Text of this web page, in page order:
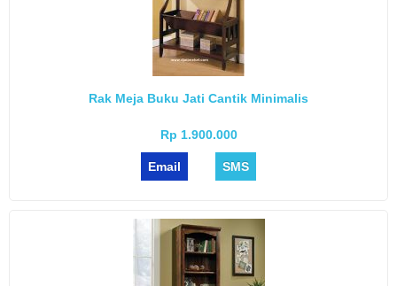
Rak Meja Buku Jati Cantik Minimalis
Rp 1.900.000
Email SMS